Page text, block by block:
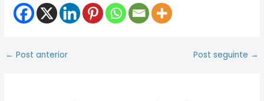
← Post anterior Post seguinte →